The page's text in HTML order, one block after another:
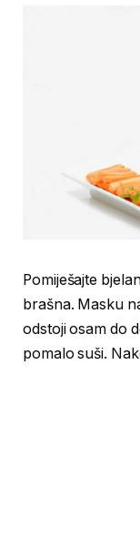
Pomiješajte
brašna. Masku
odstoji osam do
pomalo suši.